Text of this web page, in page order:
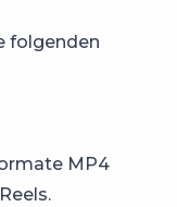
folgenden
MP4